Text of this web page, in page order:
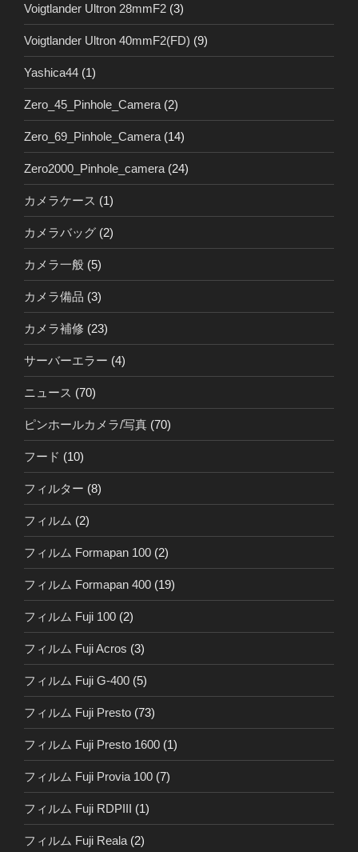
Voigtlander Ultron 28mmF2 (3)
Voigtlander Ultron 40mmF2(FD) (9)
Yashica44 (1)
Zero_45_Pinhole_Camera (2)
Zero_69_Pinhole_Camera (14)
Zero2000_Pinhole_camera (24)
カメラケース (1)
カメラバッグ (2)
カメラ一般 (5)
カメラ備品 (3)
カメラ補修 (23)
サーバーエラー (4)
ニュース (70)
ピンホールカメラ/写真 (70)
フード (10)
フィルター (8)
フィルム (2)
フィルム Formapan 100 (2)
フィルム Formapan 400 (19)
フィルム Fuji 100 (2)
フィルム Fuji Acros (3)
フィルム Fuji G-400 (5)
フィルム Fuji Presto (73)
フィルム Fuji Presto 1600 (1)
フィルム Fuji Provia 100 (7)
フィルム Fuji RDPIII (1)
フィルム Fuji Reala (2)